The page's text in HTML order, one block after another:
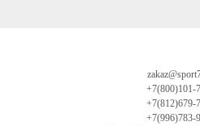
+7(800)101-
+7(812)679-
+7(996)783-